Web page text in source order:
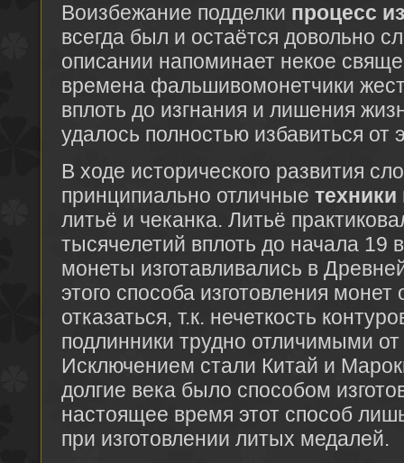
Воизбежание подделки процесс
всегда был и остаётся довольно
описании напоминает некое
времена фальшивомонетчики
вплоть до изгнания и лишения
удалось полностью избавиться от
В ходе исторического развития
принципиально отличные техники
литьё и чеканка. Литьё
тысячелетий вплоть до начала 19
монеты изготавливались в
этого способа изготовления
отказаться, т.к. нечеткость
подлинники трудно отличимыми от
Исключением стали Китай и
долгие века было способом
настоящее время этот способ
при изготовлении литых медалей.